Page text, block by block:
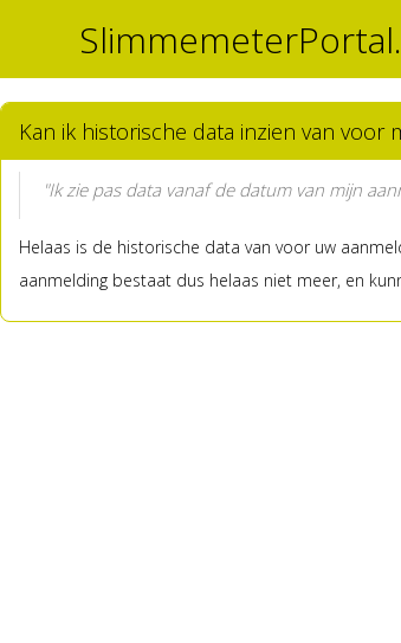
Kan ik historische data inzien van voor
"Ik zie pas data vanaf de datum van mijn
Helaas is de historische data van voor uw
aanmelding bestaat dus helaas niet meer, en